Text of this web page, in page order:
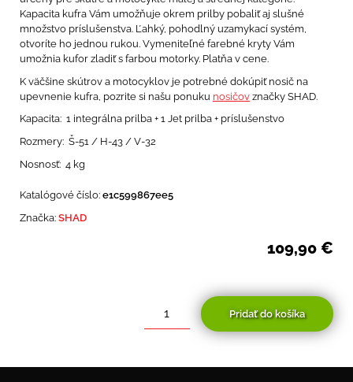
Kapacita kufra Vám umožňuje okrem prilby pobaliť aj slušné
množstvo príslušenstva. Ľahký, pohodlný uzamykací systém,
otvoríte ho jednou rukou. Vymeniteľné farebné kryty Vám
umožnia kufor zladiť s farbou motorky. Platňa v cene.
K väčšine skútrov a motocyklov je potrebné dokúpiť nosič na
upevnenie kufra, pozrite si našu ponuku nosičov značky SHAD.
Kapacita: 1 integrálna prilba + 1 Jet prilba + príslušenstvo
Rozmery: Š-51 / H-43 / V-32
Nosnosť: 4 kg
Katalógové číslo: e1c599867ee5
Značka: SHAD
109,90 €
množstvo
Pridať do košíka